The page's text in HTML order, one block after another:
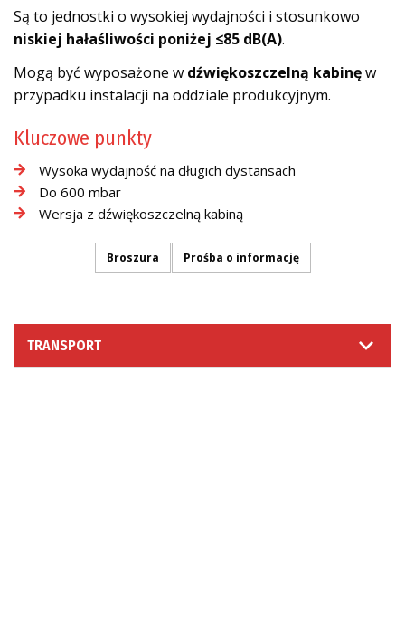
Są to jednostki o wysokiej wydajności i stosunkowo
niskiej hałaśliwości poniżej ≤85 dB(A).
Mogą być wyposażone w dźwiękoszczelną kabinęw
przypadku instalacji na oddziale produkcyjnym.
Kluczowe punkty
Wysoka wydajność na długich dystansach
Do 600 mbar
Wersja z dźwiękoszczelną kabiną
Broszura Prośba o informację
TRANSPORT